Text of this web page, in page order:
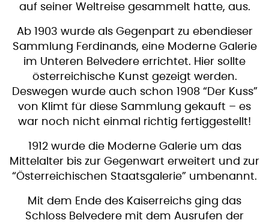
auf seiner Weltreise gesammelt hatte, aus.
Ab 1903 wurde als Gegenpart zu ebendieser
Sammlung Ferdinands, eine Moderne Galerie
im Unteren Belvedere errichtet. Hier sollte
österreichische Kunst gezeigt werden.
Deswegen wurde auch schon 1908 “Der Kuss”
von Klimt für diese Sammlung gekauft – es
war noch nicht einmal richtig fertiggestellt!
1912 wurde die Moderne Galerie um das
Mittelalter bis zur Gegenwart erweitert und zur
“Österreichischen Staatsgalerie” umbenannt.
Mit dem Ende des Kaiserreichs ging das
Schloss Belvedere mit dem Ausrufen der